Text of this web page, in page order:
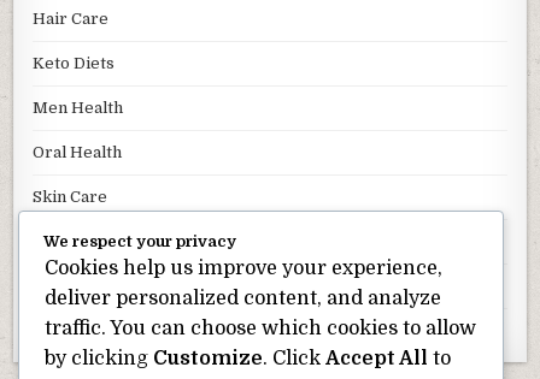
Hair Care
Keto Diets
Men Health
Oral Health
Skin Care
Uncategorized
Weight Loss
Wellness
We respect your privacy
Cookies help us improve your experience,
deliver personalized content, and analyze
traffic. You can choose which cookies to allow
by clicking Customize. Click Accept All to